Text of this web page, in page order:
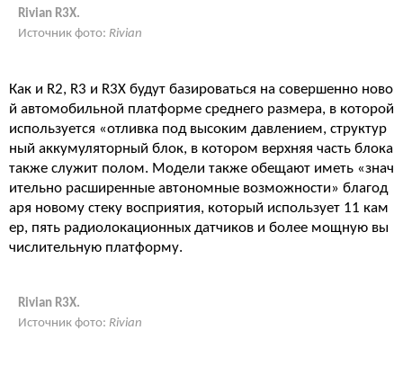
Rivian R3X.
Источник фото: Rivian
Как и R2, R3 и R3X будут базироваться на совершенно ново
й автомобильной платформе среднего размера, в которой
используется «отливка под высоким давлением, структур
ный аккумуляторный блок, в котором верхняя часть блока
также служит полом. Модели также обещают иметь «знач
ительно расширенные автономные возможности» благод
аря новому стеку восприятия, который использует 11 кам
ер, пять радиолокационных датчиков и более мощную вы
числительную платформу.
Rivian R3X.
Источник фото: Rivian